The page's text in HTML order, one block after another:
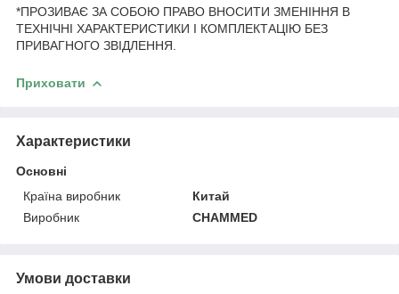
*ПРОЗИВАЄ ЗА СОБОЮ ПРАВО ВНОСИТИ ЗМЕНІННЯ В
ТЕХНІЧНІ ХАРАКТЕРИСТИКИ І КОМПЛЕКТАЦІЮ БЕЗ
ПРИВАГНОГО ЗВІДЛЕННЯ.
Приховати
Характеристики
Основні
Країна виробник
Китай
Виробник
CHAMMED
Умови доставки